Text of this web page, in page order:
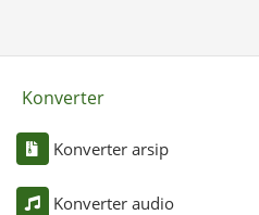
Konverter
Konverter arsip
Konverter audio